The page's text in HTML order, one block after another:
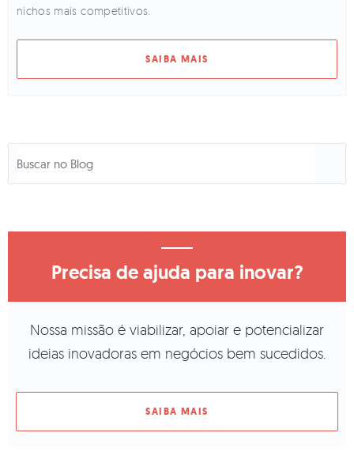
nichos mais competitivos.
SAIBA MAIS
Precisa de ajuda para inovar?
Nossa missão é viabilizar, apoiar e potencializar
ideias inovadoras em negócios bem sucedidos.
SAIBA MAIS